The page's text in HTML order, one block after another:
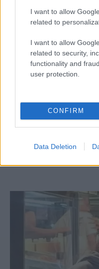
I want to allow
related to
I want to allow
related to security,
functionality and
user protection.
CONFIRM
Data Deletion
Washingtonnal a
Ezt a cikket
előtt írta és